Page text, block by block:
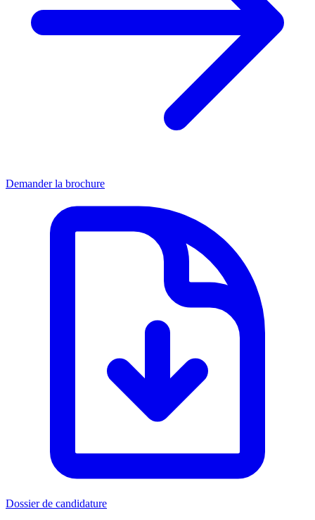
Demander la brochure
Dossier de candidature